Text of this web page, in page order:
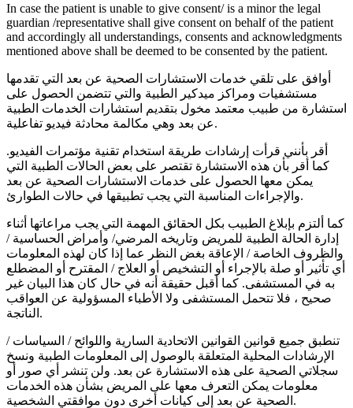
In case the patient is unable to give consent/ is a minor the legal
guardian /representative shall give consent on behalf of the patient
and accordingly all understandings, consents and acknowledgments
mentioned above shall be deemed to be consented by the patient.
أوافق على تلقي خدمات الاستشارات الصحية عن بعد التي تقدمها
مستشفيات ومراكز ميدكير الطبية والتي تتضمن الحصول على
استشارة من طبيب معتمد مخول بتقديم استشارات الخدمات الطبية
عن بعد وهي مكالمة محادثة فيديو تفاعلية.
أقر بأنني قرأت إرشادات طريقة استخدام تقنية مؤتمرات الفيديو.
كما أقر بأن هذه الاستشارة تقتصر على بعض الحالات الطبية التي
يمكن معها الحصول على خدمات الاستشارات الصحية عن بعد
والإجراءات المناسبة التي يجب تطبيقها في حالات الطوارئ.
كما ألتزم بإبلاغ الطبيب بكل الحقائق المهمة التي يجب مراعاتها أثناء
إدارة الحالة الطبية للمريض وتاريخه المرضي/ وأمراض الحساسية /
والظروف الخاصة / الإعاقة بغض النظر عما إذا كان لهذه المعلومات
أي تأثير أو صلة بالإجراء أو التشخيص أو العلاج / المقترح أو المضطلع
به في المستشفى. كما أقبل حقيقة أنه في حال كان هذا البيان غير
صحيح ، فلا تتحمل المستشفى ولا الأطباء المسؤولية عن العواقب
الناتجة.
تنطبق جميع قوانين القوانين الاتحادية السارية واللوائح / السياسات /
الإرشادات المحلية المتعلقة بالوصول إلى المعلومات الطبية ونسخ
سجلاتي الصحية على هذه الاستشارة عن بعد. ولن تنشر أي صور أو
معلومات يمكن التعرف معها على المريض بشأن هذه الخدمات
الصحية عن بعد إلى كيانات أخرى دون موافقتي الشخصية.